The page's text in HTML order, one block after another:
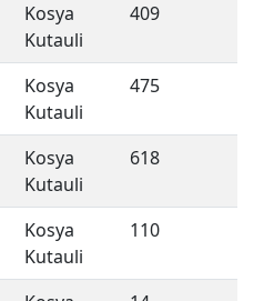
Kosya
Kutauli
409
Kosya
Kutauli
475
Kosya
Kutauli
618
Kosya
Kutauli
110